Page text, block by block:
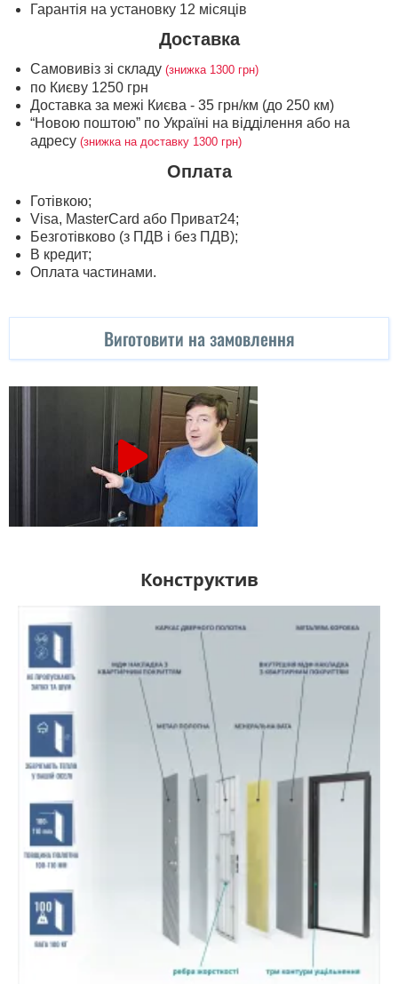
Гарантія на установку 12 місяців
Доставка
Самовивіз зі складу (знижка 1300 грн)
по Києву 1250 грн
Доставка за межі Києва - 35 грн/км (до 250 км)
“Новою поштою” по Україні на відділення або на
адресу (знижка на доставку 1300 грн)
Оплата
Готівкою;
Visa, MasterСard або Приват24;
Безготівково (з ПДВ і без ПДВ);
В кредит;
Оплата частинами.
Виготовити на замовлення
Конструктив